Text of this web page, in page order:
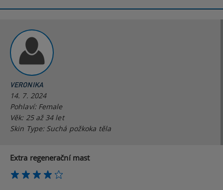
VERONIKA
14. 7. 2024
Pohlaví: Female
Věk: 25 až 34 let
Skin Type: Suchá požkoka těla
Extra regenerační mast